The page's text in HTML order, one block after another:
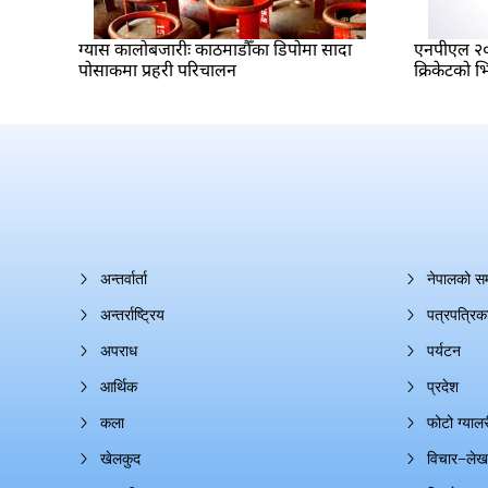
ग्यास कालोबजारीः काठमाडौँका डिपोमा सादा
पोसाकमा प्रहरी परिचालन
एनपीएल
क्रिकेटको
अन्तर्वार्ता
अन्तर्राष्ट्रिय
अपराध
आर्थिक
कला
खेलकुद
नेपालको
पर्यटन
प्रदेश
फोटो
विचार–लेख